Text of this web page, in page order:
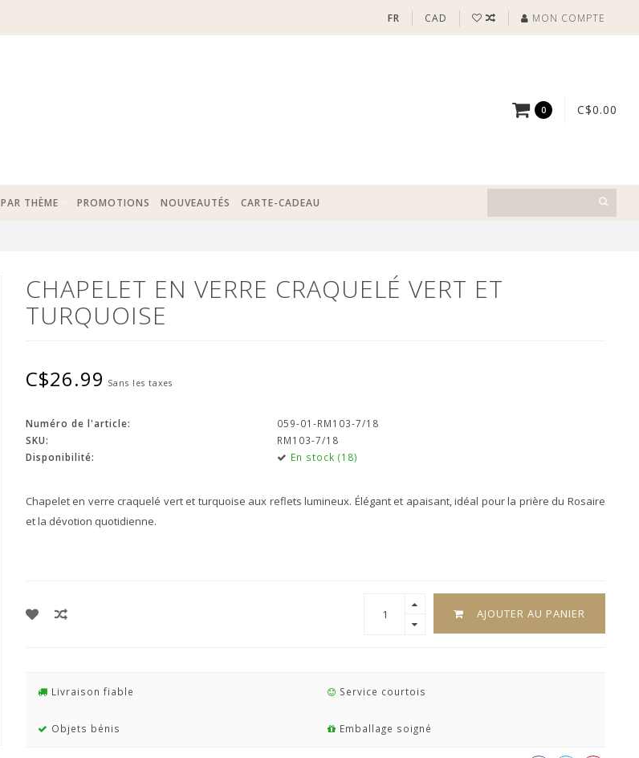
FR CAD MON COMPTE
0 C$0.00
PAR THÈME PROMOTIONS NOUVEAUTÉS CARTE-CADEAU
CHAPELET EN VERRE CRAQUELÉ VERT ET
TURQUOISE
C$26.99 Sans les taxes
Numéro de l'article:
059-01-RM103-7/18
SKU:
RM103-7/18
Disponibilité:
En stock (18)
Chapelet en verre craquelé vert et turquoise aux reflets lumineux. Élégant et apaisant, idéal pour la prière du Rosaire
et la dévotion quotidienne.
AJOUTER AU PANIER
Livraison fiable Service courtois
Objets bénis Emballage soigné